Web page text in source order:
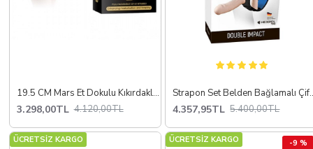
19.5 CM Mars Et Dokulu Kıkırdaklı Belden Bağlamalı Penis
3.298,00TL 4.120,00TL
Strapon Set
4.357,95TL 5.400,00TL
ÜCRETSİZ KARGO ÜCRETSİZ KARGO -9 %